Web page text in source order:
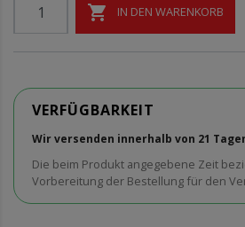
 IN DEN WARENKORB
VERFÜGBARKEIT
Wir versenden innerhalb von 21
Die beim Produkt angegebene Zeit
Vorbereitung der Bestellung für den